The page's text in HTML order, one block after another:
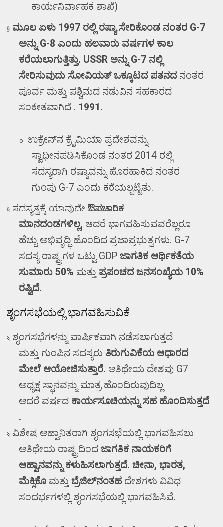
ಕಾರ್ಯನಿರ್ವಾಹಕ ಶಾಖೆ)
§ ಮೂಲ ಏಳು 1997 ರಲ್ಲಿ ರಷ್ಯಾ ಸೇರಿಕೊಂಡ ನಂತರ G-7
ಅನ್ನುG-8 ಎಂದು ಹಲವಾರು ವರ್ಷಗಳ ಕಾಲ
ಕರೆಯಲಾಗುತ್ತಿತ್ತು. USSR ಅನ್ನುG-7 ನಲ್ಲಿ
ಸೇರಿಸುವುದು ಸೋವಿಯತ್ ಒಕ್ಕೂಟದ ಪತನದ ನಂತರ
ಪೂರ್ವ ಮತ್ತು ಪಶ್ಚಿಮದ ನಡುವಿನ ಸಹಕಾರದ
ಸಂಕೇತವಾಗಿದೆ . 1991.
o
ಉಕ್ರೇನ್‌ನ ಕ್ರೈಮಿಯಾ ಪ್ರದೇಶವನ್ನು
ಸ್ವಾಧೀನಪಡಿಸಿಕೊಂಡ ನಂತರ 2014 ರಲ್ಲಿ
ಸದಸ್ಯರಾಗಿ ರಷ್ಯಾವನ್ನು ಹೊರಹಾಕಿದ ನಂತರ
ಗುಂಪು G-7 ಎಂದು ಕರೆಯಲ್ಪಟ್ಟಿತು.
§ ಸದಸ್ಯತ್ವಕ್ಕೆ ಯಾವುದೇ ಔಪಚಾರಿಕ
ಮಾನದಂಡಗಳಿಲ್ಲ, ಆದರೆ ಭಾಗವಹಿಸುವವರೆಲ್ಲರೂ
ಹೆಚ್ಚು ಅಭಿವೃದ್ಧಿ ಹೊಂದಿದ ಪ್ರಜಾಪ್ರಭುತ್ವಗಳು. G-7
ಸದಸ್ಯ ರಾಷ್ಟ್ರಗಳ ಒಟ್ಟು GDPಜಾಗತಿಕ ಆರ್ಥಿಕತೆಯ
ಸುಮಾರು50% ಮತ್ತು ಪ್ರಪಂಚದ ಜನಸಂಖ್ಯೆಯ 10%
ರಷ್ಟಿದೆ.
ಶೃಂಗಸಭೆಯಲ್ಲಿ ಭಾಗವಹಿಸುವಿಕೆ
§ ಶೃಂಗಸಭೆಗಳನ್ನು ವಾರ್ಷಿಕವಾಗಿ ನಡೆಸಲಾಗುತ್ತದೆ
ಮತ್ತು ಗುಂಪಿನ ಸದಸ್ಯರು ತಿರುಗುವಿಕೆಯ ಆಧಾರದ
ಮೇಲೆ ಆಯೋಜಿಸುತ್ತಾರೆ. ಆತಿಥೇಯ ದೇಶವು G7
ಅಧ್ಯಕ್ಷ ಸ್ಥಾನವನ್ನು ಮಾತ್ರ ಹೊಂದಿರುವುದಿಲ್ಲ
ಆದರೆ ವರ್ಷದ ಕಾರ್ಯಸೂಚಿಯನ್ನು ಸಹ ಹೊಂದಿಸುತ್ತದೆ
.
§ ವಿಶೇಷ ಆಹ್ವಾನಿತರಾಗಿ ಶೃಂಗಸಭೆಯಲ್ಲಿ ಭಾಗವಹಿಸಲು
ಆತಿಥೇಯ ರಾಷ್ಟ್ರದಿಂದ ಜಾಗತಿಕ ನಾಯಕರಿಗೆ
ಆಹ್ವಾನವನ್ನು ಕಳುಹಿಸಲಾಗುತ್ತದೆ. ಚೀನಾ,ಭಾರತ,
ಮೆಕ್ಸಿಕೊ ಮತ್ತು ಬ್ರೆಜಿಲ್‌ನಂತಹ ದೇಶಗಳು ವಿವಿಧ
ಸಂದರ್ಭಗಳಲ್ಲಿ ಶೃಂಗಸಭೆಯಲ್ಲಿ ಭಾಗವಹಿಸಿವೆ.